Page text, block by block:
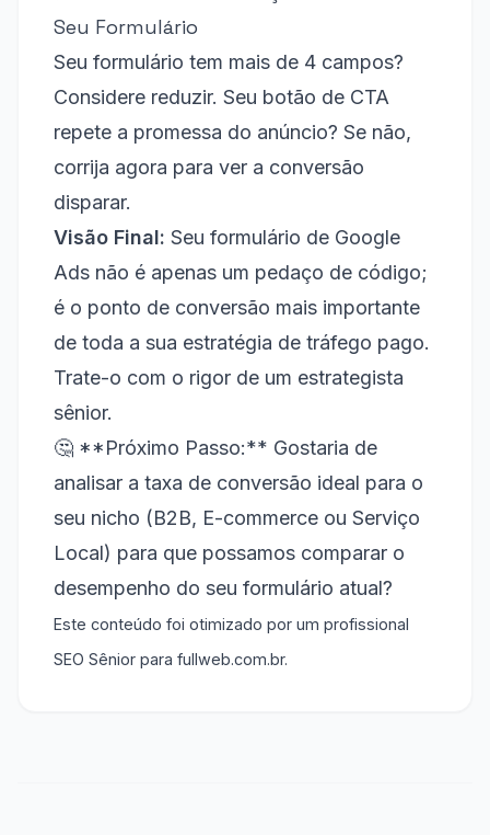
Seu Formulário
Seu formulário tem mais de 4 campos?
Considere reduzir. Seu botão de CTA
repete a promessa do anúncio? Se não,
corrija agora para ver a conversão
disparar.
Visão Final: Seu formulário de Google
Ads não é apenas um pedaço de código;
é o ponto de conversão mais importante
de toda a sua estratégia de tráfego pago.
Trate-o com o rigor de um estrategista
sênior.
🤔 **Próximo Passo:** Gostaria de
analisar a taxa de conversão ideal para o
seu nicho (B2B, E-commerce ou Serviço
Local) para que possamos comparar o
desempenho do seu formulário atual?
Este conteúdo foi otimizado por um profissional
SEO Sênior para fullweb.com.br.